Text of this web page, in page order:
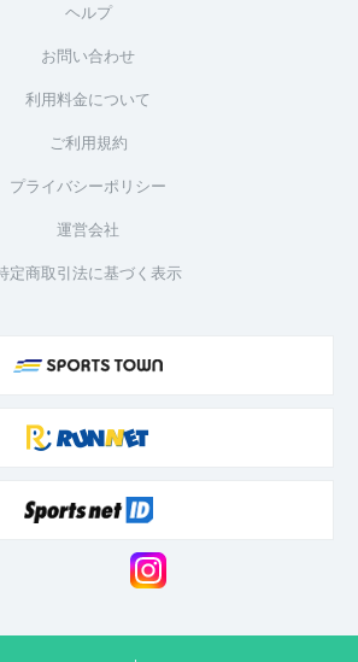
ヘルプ
お問い合わせ
利用料金について
ご利用規約
プライバシーポリシー
運営会社
定商取引法に基づく表示